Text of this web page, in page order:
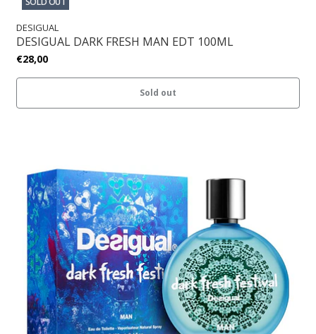
DESIGUAL
DESIGUAL DARK FRESH MAN EDT 100ML
€28,00
Sold out